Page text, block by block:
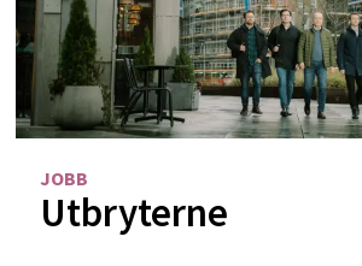
JOBB
Utbryterne